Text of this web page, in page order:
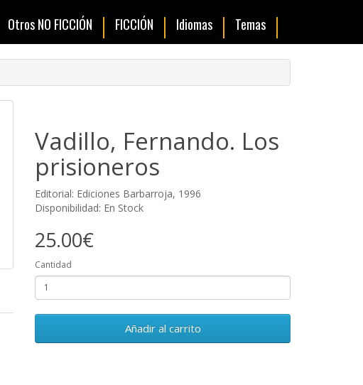
Otros NO FICCIÓN FICCIÓN Idiomas Temas
Vadillo, Fernando. Los
prisioneros
Editorial: Ediciones Barbarroja, 1996
Disponibilidad: En Stock
25.00€
Cantidad
Añadir al carrito